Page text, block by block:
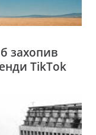
захопив
TikTok